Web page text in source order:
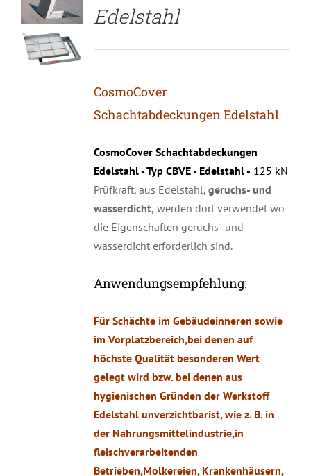
Edelstahl
CosmoCover
Schachtabdeckungen Edelstahl
CosmoCover Schachtabdeckungen
Edelstahl - Typ CBVE - Edelstahl - 125 kN
Prüfkraft, aus Edelstahl, geruchs- und
wasserdicht,werden dort verwendet wo
die Eigenschaften geruchs- und
wasserdicht erforderlich sind.
Anwendungsempfehlung:
Für Schächte im Gebäudeinneren sowie
im Vorplatzbereich,bei denen auf
höchste Qualität besonderen Wert
gelegt wird bzw. bei denen aus
hygienischen Gründen der Werkstoff
Edelstahl unverzichtbarist, wie z. B. in
der Nahrungsmittelindustrie,in
fleischverarbeitenden
Betrieben,Molkereien, Krankenhäusern,